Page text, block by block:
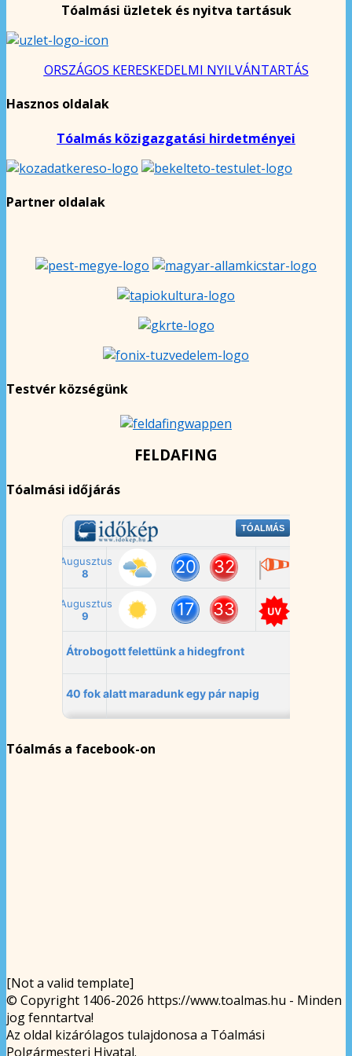
Tóalmási üzletek és nyitva tartásuk
ORSZÁGOS KERESKEDELMI NYILVÁNTARTÁS
Hasznos oldalak
Tóalmás közigazgatási hirdetményei
Partner oldalak
Testvér községünk
FELDAFING
Tóalmási időjárás
Tóalmás a facebook-on
[Not a valid template]
© Copyright 1406-2026 https://www.toalmas.hu - Minden
jog fenntartva!
Az oldal kizárólagos tulajdonosa a Tóalmási
Polgármesteri Hivatal.